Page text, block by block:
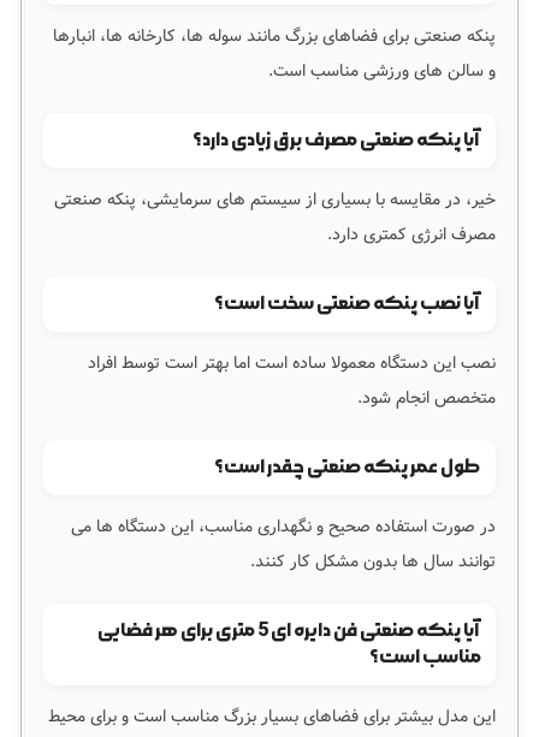
پنکه صنعتی برای فضاهای بزرگ مانند سوله ها، کارخانه ها، انبارها
و سالن های ورزشی مناسب است.
آیا پنکه صنعتی مصرف برق زیادی دارد؟
خیر، در مقایسه با بسیاری از سیستم های سرمایشی، پنکه صنعتی
مصرف انرژی کمتری دارد.
آیا نصب پنکه صنعتی سخت است؟
نصب این دستگاه معمولا ساده است اما بهتر است توسط افراد
متخصص انجام شود.
طول عمر پنکه صنعتی چقدر است؟
در صورت استفاده صحیح و نگهداری مناسب، این دستگاه ها می
توانند سال ها بدون مشکل کار کنند.
آیا پنکه صنعتی فن دایره ای 5 متری برای هر فضایی
مناسب است؟
این مدل بیشتر برای فضاهای بسیار بزرگ مناسب است و برای محیط